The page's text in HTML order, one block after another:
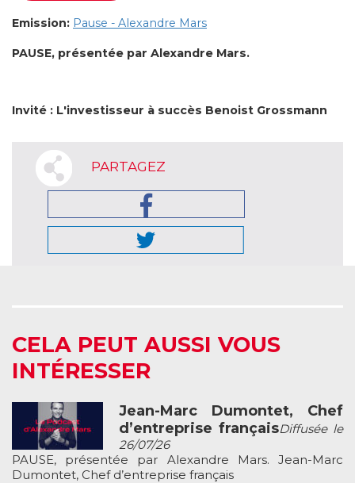
Emission: Pause - Alexandre Mars
PAUSE, présentée par Alexandre Mars.
Invité : L'investisseur à succès Benoist Grossmann
PARTAGEZ
CELA PEUT AUSSI VOUS
INTÉRESSER
Jean-Marc Dumontet, Chef
d’entreprise françaisDiffusée le
26/07/26
PAUSE, présentée par Alexandre Mars. Jean-Marc
Dumontet, Chef d’entreprise français